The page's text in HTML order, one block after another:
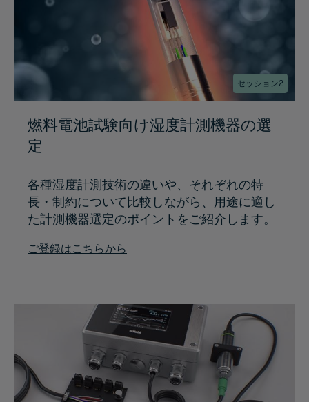
セッション2
燃料電池試験向け湿度計測機器の選
定
各種湿度計測技術の違いや、それぞれの特
長・制約について比較しながら、用途に適し
た計測機器選定のポイントをご紹介します。
ご登録はこちらから